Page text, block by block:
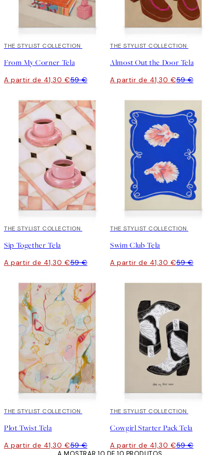
30%*
THE STYLIST COLLECTION
From My Corner Tela
A partir de 41,30 €59 €
30%*
THE STYLIST COLLECTION
Almost Out the Door Tela
A partir de 41,30 €59 €
30%*
THE STYLIST COLLECTION
Sip Together Tela
A partir de 41,30 €59 €
30%*
THE STYLIST COLLECTION
Swim Club Tela
A partir de 41,30 €59 €
30%*
THE STYLIST COLLECTION
Plot Twist Tela
A partir de 41,30 €59 €
30%*
THE STYLIST COLLECTION
Cowgirl Starter Pack Tela
A partir de 41,30 €59 €